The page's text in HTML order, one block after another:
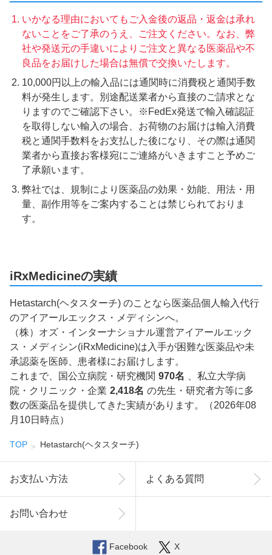
いかなる理由においてもご入金後の返品・返金は承れ
ないことをご了承のうえ、ご注文ください。なお、弊
社や発送元の手違いによりご注文と異なる医薬品や不
良品をお届けした場合は無償で交換いたします。
10,000円以上の輸入品には通関時に消費税と通関手数
料が発生します。別途配送業者から直接のご請求とな
りますのでご確認下さい。※FedEx発送で輸入確認証
を取得しない輸入の場合、お荷物のお届けは輸入消費
税と通関手数料をお支払した後になり、その際は通関
業者から直接お客様宛にご連絡がいきますこと予めご
了承願います。
弊社では、規制により医薬品の効果・効能、用法・用
量、副作用等をご案内することは禁じられておりま
す。
iRxMedicineの実績
Hetastarch(ヘタスターチ) のことなら医薬品個人輸入代行
のアイアールエックス・メディシンへ。
（株）オズ・インターナショナル運営アイアールエック
ス・メディシン(iRxMedicine)は入手が困難な医薬品や未
承認薬を医師、患者様にお届けします。
これまで、国公立病院・研究機関 970名
、私立大学病
院・クリニック・企業 2,418名 の先生・研究者方等に多
数の医薬品を提供してきた実績があります。（2026年08
月10日時点）
TOP Hetastarch(ヘタスターチ)
お支払い方法 よくある質問
お問い合わせ
Facebook X